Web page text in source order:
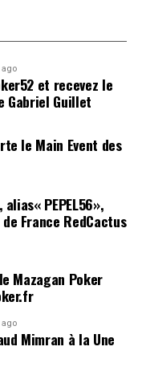
ago
et recevez le
Gabriel Guillet
le Main Event des
PEPEL56»,
France RedCactus
Mazagan Poker
ago
Mimran à la Une